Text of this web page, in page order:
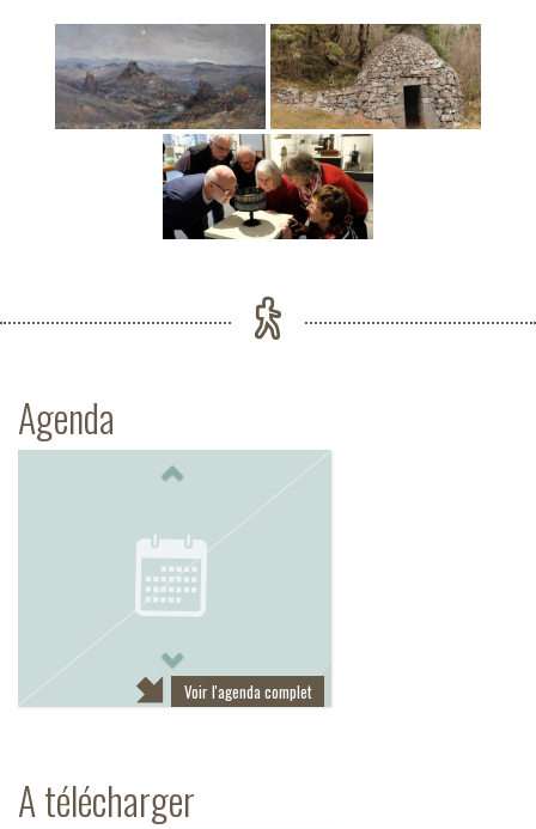
Agenda
Voir l'agenda complet
A télécharger